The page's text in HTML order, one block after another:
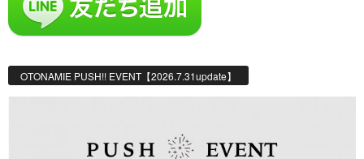
OTONAMIE PUSH!! EVENT【2026.7.31update】